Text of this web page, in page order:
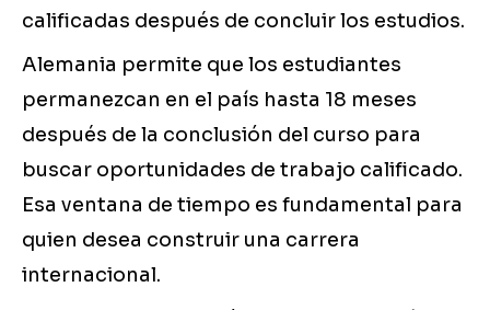
calificadas después de concluir los estudios.
Alemania permite que los estudiantes
permanezcan en el país hasta 18 meses
después de la conclusión del curso para
buscar oportunidades de trabajo calificado.
Esa ventana de tiempo es fundamental para
quien desea construir una carrera
internacional.